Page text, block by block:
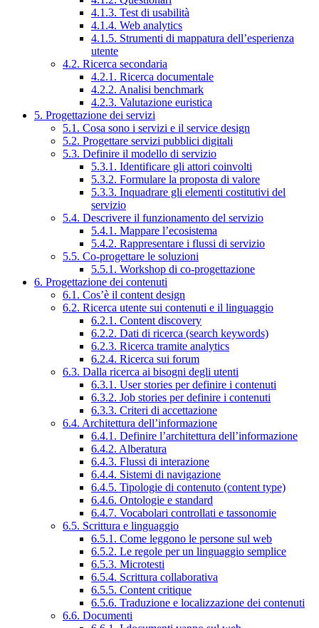
4.1.3. Test di usabilità
4.1.4. Web analytics
4.1.5. Strumenti di mappatura dell’esperienza
utente
4.2. Ricerca secondaria
4.2.1. Ricerca documentale
4.2.2. Analisi benchmark
4.2.3. Valutazione euristica
5. Progettazione dei servizi
5.1. Cosa sono i servizi e il service design
5.2. Progettare servizi pubblici digitali
5.3. Definire il modello di servizio
5.3.1. Identificare gli attori coinvolti
5.3.2. Formulare la proposta di valore
5.3.3. Inquadrare gli elementi costitutivi del
servizio
5.4. Descrivere il funzionamento del servizio
5.4.1. Mappare l’ecosistema
5.4.2. Rappresentare i flussi di servizio
5.5. Co-progettare le soluzioni
5.5.1. Workshop di co-progettazione
6. Progettazione dei contenuti
6.1. Cos’è il content design
6.2. Ricerca utente sui contenuti e il linguaggio
6.2.1. Content discovery
6.2.2. Dati di ricerca (search keywords)
6.2.3. Ricerca tramite analytics
6.2.4. Ricerca sui forum
6.3. Dalla ricerca ai bisogni degli utenti
6.3.1. User stories per definire i contenuti
6.3.2. Job stories per definire i contenuti
6.3.3. Criteri di accettazione
6.4. Architettura dell’informazione
6.4.1. Definire l’architettura dell’informazione
6.4.2. Alberatura
6.4.3. Flussi di interazione
6.4.4. Sistemi di navigazione
6.4.5. Tipologie di contenuto (content type)
6.4.6. Ontologie e standard
6.4.7. Vocabolari controllati e tassonomie
6.5. Scrittura e linguaggio
6.5.1. Come leggono le persone sul web
6.5.2. Le regole per un linguaggio semplice
6.5.3. Microtesti
6.5.4. Scrittura collaborativa
6.5.5. Content critique
6.5.6. Traduzione e localizzazione dei contenuti
6.6. Documenti